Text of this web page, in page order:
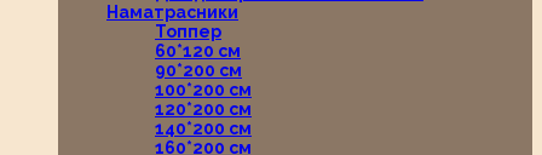
Наматрасники
Топпер
60*120 см
90*200 см
100*200 см
120*200 см
140*200 см
160*200 см